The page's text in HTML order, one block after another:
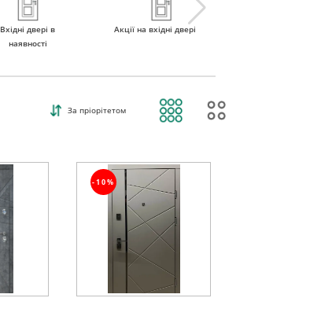
Вхідні двері в
наявності
Акції на вхідні двері
За пріорітетом
-10%